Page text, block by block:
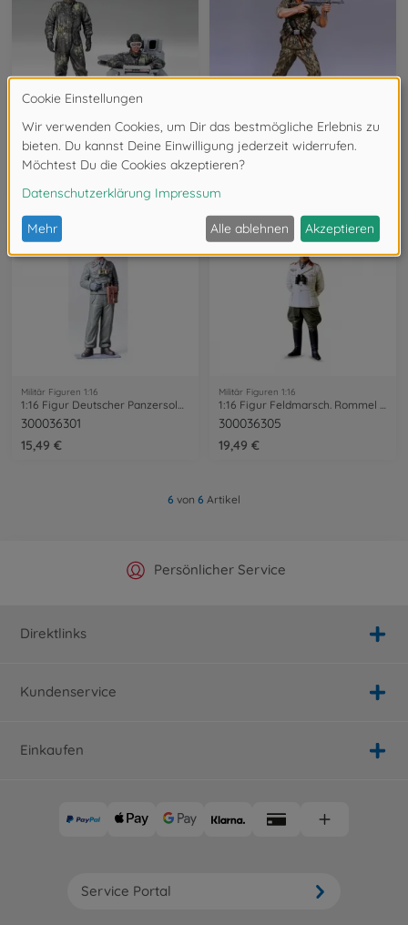
Militär Figuren 1:16
1:16 Fig. Bundeswehr Besatz Leopard (2)
300036309
22,99 €
Militär Figuren 1:16
1:16 Figur Deut. Infanterie Soldat
300036303
18,99 €
Militär Figuren 1:16
1:16 Figur Deutscher Panzersoldat
300036301
15,49 €
Militär Figuren 1:16
1:16 Figur Feldmarsch. Rommel Afrika
300036305
19,49 €
6 von 6 Artikel
Offizieller Hersteller Shop
Persönlicher Service
Versandkostenfrei ab 25€
Schnelle Lieferung
Direktlinks
Kundenservice
Einkaufen
Service Portal